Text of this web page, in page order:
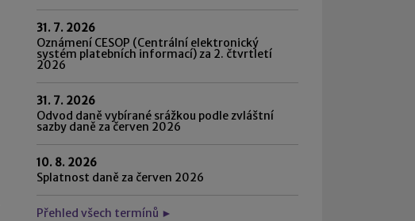
31. 7. 2026
Oznámení CESOP (Centrální elektronický
systém platebních informací) za 2. čtvrtletí
2026
31. 7. 2026
Odvod daně vybírané srážkou podle zvláštní
sazby daně za červen 2026
10. 8. 2026
Splatnost daně za červen 2026
Přehled všech termínů ►